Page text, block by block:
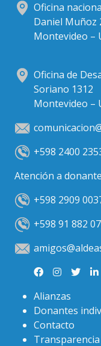
Oficina
Daniel Muñoz
Montevideo –
Oficina de
Soriano 1312
Montevideo –
+598 2400
Atención a
+598 2909
+598 91 882
Alianzas
Donantes
Contacto
Transparencia